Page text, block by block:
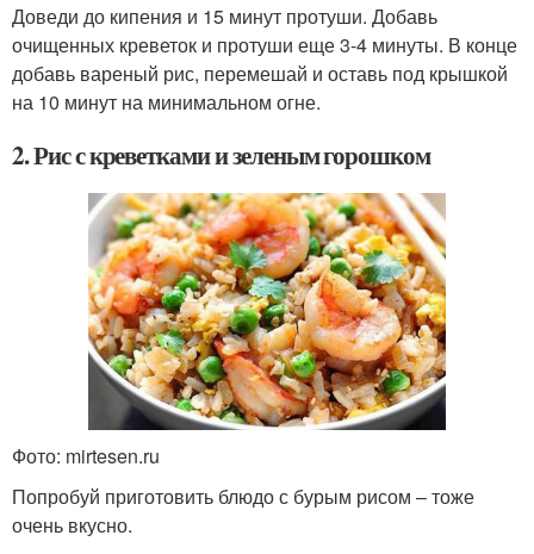
Доведи до кипения и 15 минут протуши. Добавь
очищенных креветок и протуши еще 3-4 минуты. В конце
добавь вареный рис, перемешай и оставь под крышкой
на 10 минут на минимальном огне.
2. Рис с креветками и зеленым горошком
Фото: mirtesen.ru
Попробуй приготовить блюдо с бурым рисом – тоже
очень вкусно.